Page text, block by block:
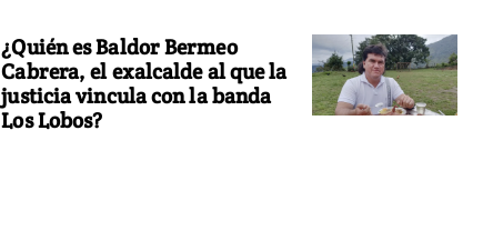
¿Quién es Baldor Bermeo
Cabrera, el exalcalde al que la
justicia vincula con la banda
Los Lobos?